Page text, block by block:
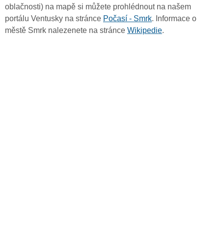
oblačnosti) na mapě si můžete prohlédnout na našem
portálu Ventusky na stránce Počasí - Smrk. Informace o
městě Smrk nalezenete na stránce Wikipedie.